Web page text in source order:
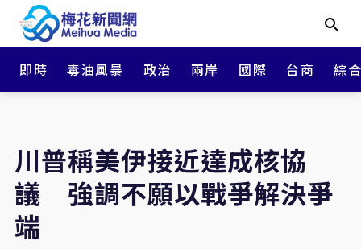
即時 毒油風暴 政治 兩岸 國際 台商 綜
川普稱美伊接近達成核協
議 強調不願以戰爭解決爭
端